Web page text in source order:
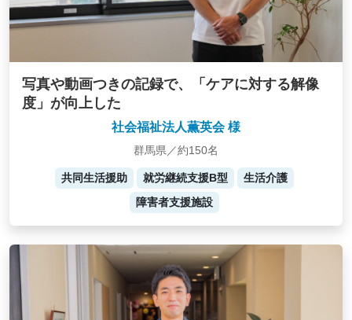
写真や動画つきの記録で、「ケアに対する解像
度」が向上した
社会福祉法人薫英会 様
群馬県／約150名
共同生活援助 就労継続支援B型
生活介護
障害者支援施設